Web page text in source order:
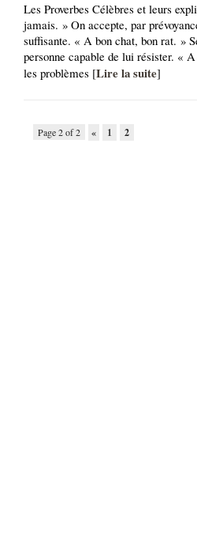
Les Proverbes Célèbres et leurs
jamais. » On accepte, par
suffisante. « A bon chat, bon rat. »
personne capable de lui résister. «
les problèmes [Lire la suite]
Page 2 of 2 « 1 2